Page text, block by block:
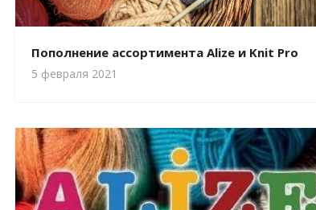
Пополнение ассортимента Alize и Knit Pro
5 февраля 2021